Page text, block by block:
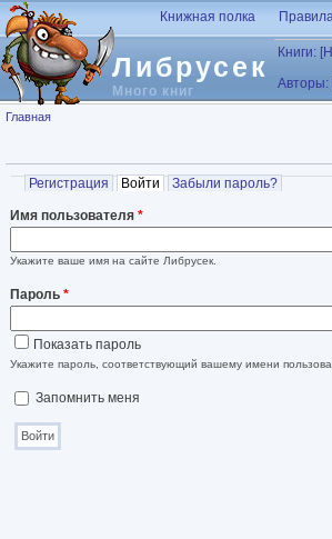
Перейти к основному содержанию
Либрусек
Много книг
Книжная полка
Книги:
Авторы:
Вы здесь
Главная
Главные вкладки
Регистрация Войти (активная вкладка)
Забыли пароль?
Имя пользователя *
Укажите ваше имя на сайте Либрусек.
Пароль *
Показать пароль
Укажите пароль, соответствующий вашему имени
Запомнить меня